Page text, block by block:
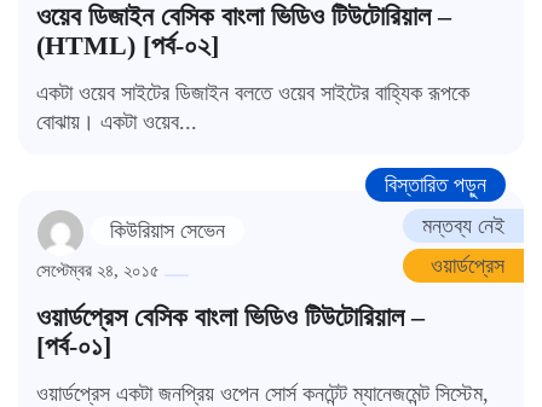
ওয়েব ডিজাইন বেসিক বাংলা ভিডিও টিউটোরিয়াল –
(HTML) [পর্ব-০২]
একটা ওয়েব সাইটের ডিজাইন বলতে ওয়েব সাইটের বাহ্যিক রূপকে
বোঝায়। একটা ওয়েব...
কিউরিয়াস সেভেন
মন্তব্য নেই
ওয়ার্ডপ্রেস
বিস্তারিত পড়ুন
সেপ্টেম্বর ২৪, ২০১৫
ওয়ার্ডপ্রেস বেসিক বাংলা ভিডিও টিউটোরিয়াল –
[পর্ব-০১]
ওয়ার্ডপ্রেস একটা জনপ্রিয় ওপেন সোর্স কনটেন্ট ম্যানেজমেন্ট সিস্টেম,